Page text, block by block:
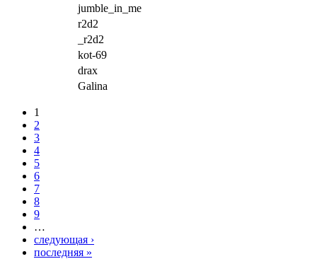
jumble_in_me
r2d2
_r2d2
kot-69
drax
Galina
1
2
3
4
5
6
7
8
9
…
следующая ›
последняя »